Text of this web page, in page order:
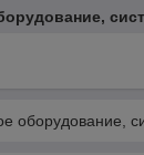
оборудование,